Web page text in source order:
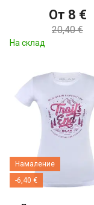
От 8 €
20,40 €
На склад
Намаление
-6,40 €